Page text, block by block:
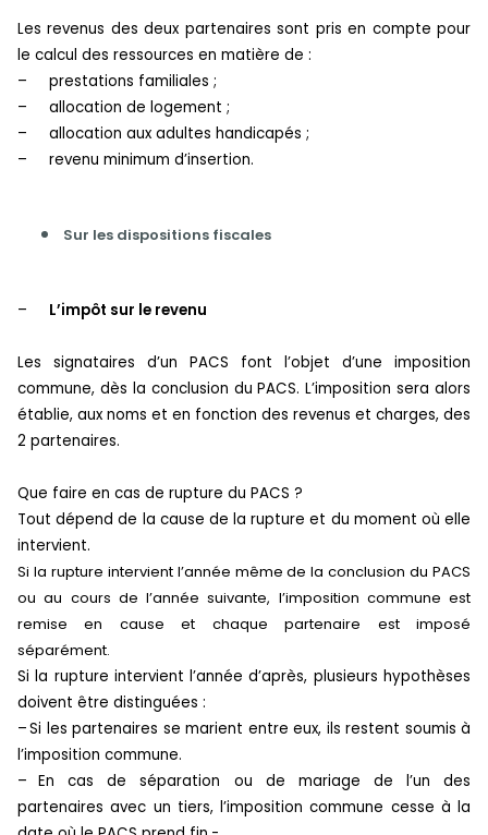
Les revenus des deux partenaires sont pris en compte pour
le calcul des ressources en matière de :
–
prestations familiales ;
–
allocation de logement ;
–
allocation aux adultes handicapés ;
–
revenu minimum d’insertion.
Sur les dispositions fiscales
– L’impôt sur le revenu
Les signataires d’un PACS font l’objet d’une imposition
commune, dès la conclusion du PACS. L’imposition sera alors
établie, aux noms et en fonction des revenus et charges, des
2 partenaires.
Que faire en cas de rupture du PACS ?
Tout dépend de la cause de la rupture et du moment où elle
intervient.
Si la rupture intervient l’année même de la conclusion du PACS
ou au cours de l’année suivante, l’imposition commune est
remise en cause et chaque partenaire est imposé
séparément.
Si la rupture intervient l’année d’après, plusieurs hypothèses
doivent être distinguées :
–Si les partenaires se marient entre eux, ils restent soumis à
l’imposition commune.
– En cas de séparation ou de mariage de l’un des
partenaires avec un tiers, l’imposition commune cesse à la